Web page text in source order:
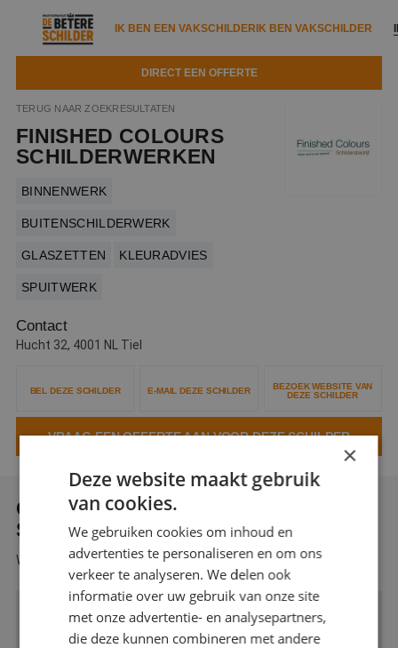
IK BEN EEN VAKSCHILDERIK BEN VAKSCHILDER
DIRECT EEN OFFERTE
IK BEN EEN VAKSCHILDER
Documenten
Kennisbank
Trainingen
Infopakket
IK ZOEK EEN VAKSCHILDERVAKSCHILDER ZOEKEN
Zoeken naar een schilder
Tips
Waarom de betere schilder?
Binnenschilderwerk
Over ons
Vacatures
Webshop
Contact
TERUG NAAR ZOEKRESULTATEN
FINISHED COLOURS
SCHILDERWERKEN
BINNENWERK
BUITENSCHILDERWERK
GLASZETTEN KLEURADVIES
SPUITWERK
Contact
Hucht 32, 4001 NL Tiel
BEL DEZE SCHILDER E-MAIL DEZE SCHILDER
BEZOEK WEBSITE VAN
DEZE SCHILDER
VRAAG EEN OFFERTE AAN VOOR DEZE SCHILDER
OVER FINISHED COLOURS
SCHILDERWERKEN
Wordt binnenkort aangevuld...
×
Deze website maakt gebruik
van cookies.
We gebruiken cookies om inhoud en
advertenties te personaliseren en om ons
verkeer te analyseren. We delen ook
informatie over uw gebruik van onze site
met onze advertentie- en analysepartners,
die deze kunnen combineren met andere